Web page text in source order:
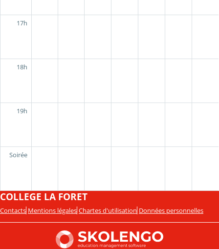
17h
18h
19h
Soirée
COLLEGE LA FORET
Contacts Mentions légales Chartes d'utilisation Données personnelles